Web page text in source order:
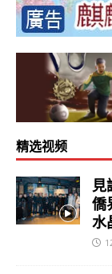
精选视频
僑
水